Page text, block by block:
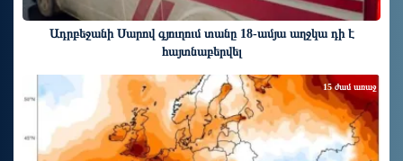
Ադրբեջանի Սարով գյուղում տանը 18-ամյա աղջկա դի է
հայտնաբերվել
15 ժամ առաջ